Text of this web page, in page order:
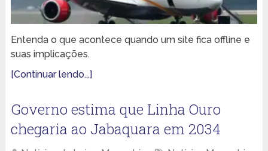
Entenda o que acontece quando um site fica offline e
suas implicações.
[Continuar lendo...]
Governo estima que Linha Ouro
chegaria ao Jabaquara em 2034